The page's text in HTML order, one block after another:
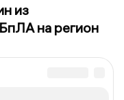
из
на регион